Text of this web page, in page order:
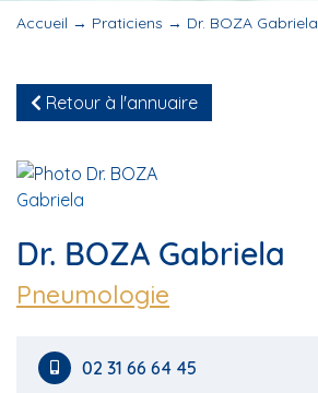
Accueil → Praticiens → Dr. BOZA Gabriela
Retour à l'annuaire
Dr. BOZA Gabriela
Pneumologie
02 31 66 64 45